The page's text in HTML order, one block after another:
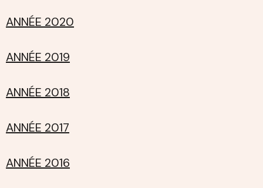
ANNÉE 2020
ANNÉE 2019
ANNÉE 2018
ANNÉE 2017
ANNÉE 2016